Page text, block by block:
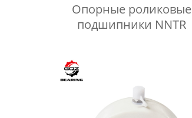
Опорные роликовые
подшипники NNTR